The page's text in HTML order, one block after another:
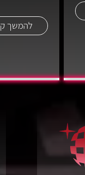
להמשך